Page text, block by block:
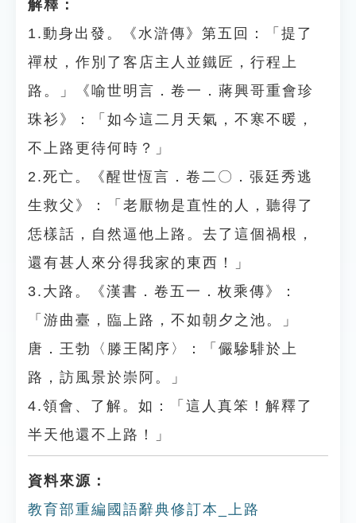
解釋：
1.動身出發。《水滸傳》第五回：「提了
禪杖，作別了客店主人並鐵匠，行程上
路。」《喻世明言．卷一．蔣興哥重會珍
珠衫》：「如今這二月天氣，不寒不暖，
不上路更待何時？」
2.死亡。《醒世恆言．卷二〇．張廷秀逃
生救父》：「老厭物是直性的人，聽得了
恁樣話，自然逼他上路。去了這個禍根，
還有甚人來分得我家的東西！」
3.大路。《漢書．卷五一．枚乘傳》：
「游曲臺，臨上路，不如朝夕之池。」
唐．王勃〈滕王閣序〉：「儼驂騑於上
路，訪風景於崇阿。」
4.領會、了解。如：「這人真笨！解釋了
半天他還不上路！」
資料來源：
教育部重編國語辭典修訂本_上路